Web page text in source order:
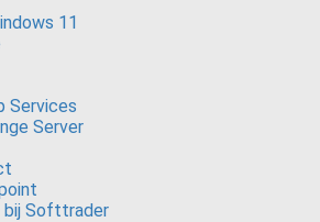
11
Services
Server
bij Softtrader